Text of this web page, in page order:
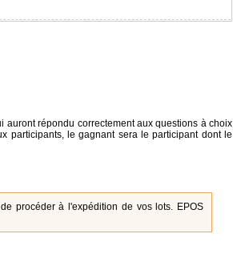
répondu correctement aux questions à choix
participants, le gagnant sera le participant dont le
procéder à l'expédition de vos lots. EPOS